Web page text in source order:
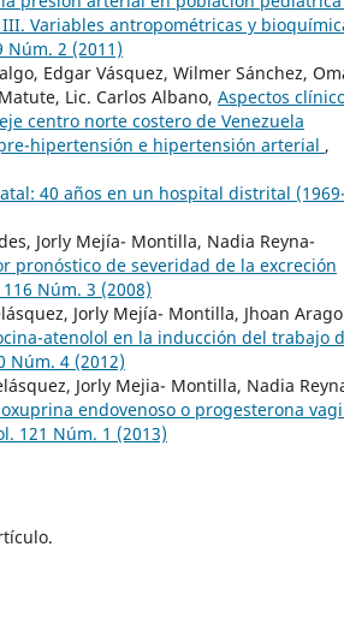
III. Variables antropométricas y
Núm. 2 (2011)
Edgar Vásquez, Wilmer Sánchez,
Lic. Carlos Albano, Aspectos
centro norte costero de Venezuela
hipertensión e hipertensión arterial ,
40 años en un hospital distrital
Jorly Mejía- Montilla, Nadia Reyna-
pronóstico de severidad de la excreción
Núm. 3 (2008)
Jorly Mejía- Montilla, Jhoan
atenolol en la inducción del trabajo
Núm. 4 (2012)
Jorly Mejia- Montilla, Nadia
endovenoso o progesterona
121 Núm. 1 (2013)